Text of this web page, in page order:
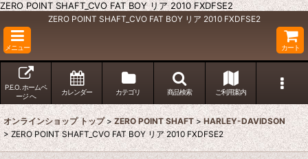
ZERO POINT SHAFT_CVO FAT BOY リア 2010 FXDFSE2
ZERO POINT SHAFT_CVO FAT BOY リア 2010 FXDFSE2
メニュー カート
P.E.O. ホームペ
ージ へ
カレンダー カテゴリ 商品検索 ご利用案内
オンラインショップ トップ > ZERO POINT SHAFT > HARLEY-DAVIDSON
> ZERO POINT SHAFT_CVO FAT BOY リア 2010 FXDFSE2